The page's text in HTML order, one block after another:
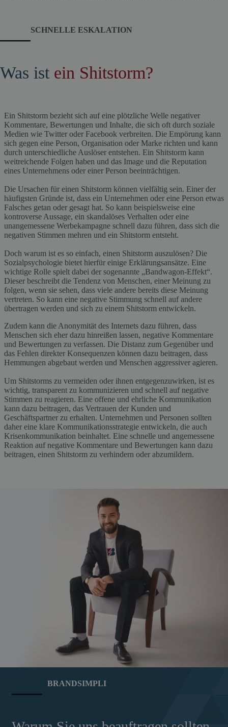
SCHNELLE ESKALATION
Was ist ein Shitstorm?
Ein Shitstorm bezieht sich auf eine plötzliche Welle negativer
Kommentare, Bewertungen und Inhalte, die sich oft durch soziale
Medien wie Twitter oder Facebook verbreiten. Die Empörung kann
sich gegen eine Person, Organisation oder Marke richten und kann
durch unterschiedliche Auslöser entstehen. Ein Shitstorm kann
weitreichende Folgen haben und das Image und die Reputation
eines Unternehmens oder einer Person beeinträchtigen.
Die Ursachen für einen Shitstorm können vielfältig sein. Einer der
häufigsten Gründe ist, dass ein Unternehmen oder eine Person etwas
Falsches getan oder gesagt hat. So kann beispielsweise eine
kontroverse Aussage, ein skandalöses Verhalten oder eine
unangemessene Werbekampagne schnell dazu führen, dass sich die
negativen Stimmen mehren und ein Shitstorm entsteht.
Doch warum ist es so einfach, einen Shitstorm auszulösen? Die
Sozialpsychologie bietet hierfür einige Erklärungsansätze. Eine
wichtige Rolle spielt dabei der sogenannte „Bandwagon-Effekt“.
Dieser beschreibt die Tendenz von Menschen, einer Meinung zu
folgen, wenn sie sehen, dass viele andere bereits diese Meinung
vertreten. So kann eine negative Stimmung schnell auf andere
übertragen werden und sich zu einem Shitstorm entwickeln.
Zudem kann die Anonymität des Internets dazu führen, dass
Menschen sich eher dazu hinreißen lassen, negative Kommentare
und Bewertungen zu verfassen. Die Distanz zum Gegenüber und
das Fehlen direkter Konsequenzen können dazu beitragen, dass
Hemmungen abgebaut werden und Menschen aggressiver agieren.
Um Shitstorms zu vermeiden oder ihnen entgegenzuwirken, ist es
wichtig, transparent zu kommunizieren und schnell auf negative
Stimmen zu reagieren. Eine offene und ehrliche Kommunikation
kann dazu beitragen, das Vertrauen der Kunden und
Geschäftspartner zu erhalten. Unternehmen und Personen sollten
daher eine klare Kommunikationsstrategie entwickeln, die auch
Krisenkommunikation beinhaltet. Eine schnelle und angemessene
Reaktion auf negative Kommentare und Bewertungen kann dazu
beitragen, einen Shitstorm zu verhindern oder abzumildern.
BRANDSIMPLI